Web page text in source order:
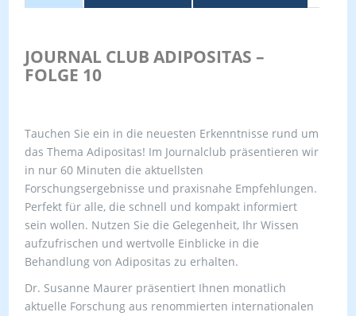
JOURNAL CLUB ADIPOSITAS –
FOLGE 10
Tauchen Sie ein in die neuesten Erkenntnisse rund um
das Thema Adipositas! Im Journalclub präsentieren wir
in nur 60 Minuten die aktuellsten
Forschungsergebnisse und praxisnahe Empfehlungen.
Perfekt für alle, die schnell und kompakt informiert
sein wollen. Nutzen Sie die Gelegenheit, Ihr Wissen
aufzufrischen und wertvolle Einblicke in die
Behandlung von Adipositas zu erhalten.
Dr. Susanne Maurer präsentiert Ihnen monatlich
aktuelle Forschung aus renommierten internationalen